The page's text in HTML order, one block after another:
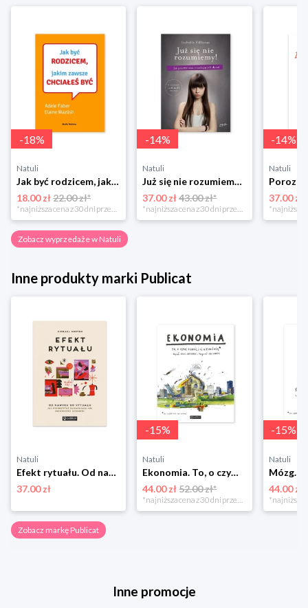
-18%
Natuli
Jak być rodzicem, jakim zawsze chciałeś być Media rodzina
18.00 zł22.00 zł*
*najniższa cena z 30 dni przed obniżką
-14%
Natuli
Już się nie rozumiemy! Jak przeżyć czas trzaskających drzwi Esprit
37.00 zł 43.00 zł*
*najniższa cena z 30 dni przed obniżką
-14%
Natuli
37.00 zł
Zobacz wyprzedaże w Natuli
Inne produkty marki Publicat
Natuli
Efekt rytuału. Od nawyku do rytuału. Jak wykorzystać zaskakującą moc codziennych czynności Publicat
37.00 zł
-15%
Natuli
Ekonomia. To, o czym dorośli Ci nie mówią Publicat
44.00 zł 52.00 zł*
-15%
Natuli
44.00 zł
Zobacz markę Publicat
Inne promocje